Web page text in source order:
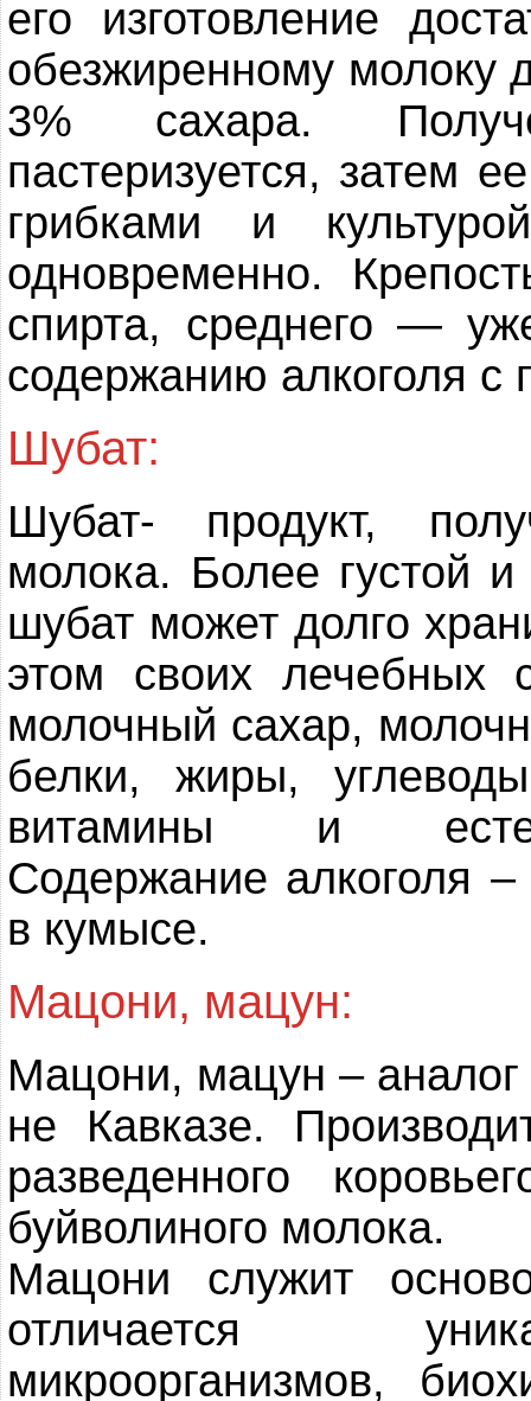
его изготовление
обезжиренному молоку
3% сахара.
пастеризуется, затем
грибками и
одновременно.
спирта, среднего —
содержанию алкоголя с
Шубат:
Шубат- продукт,
молока. Более густой
шубат может долго
этом своих лечебных
молочный сахар,
белки, жиры,
витамины и
Содержание алкоголя
в кумысе.
Мацони, мацун:
Мацони, мацун –
не Кавказе.
разведенного
буйволиного молока.
Мацони служит
отличается
микроорганизмов,